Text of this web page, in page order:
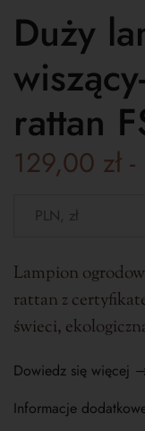
Duży
rattan
129,00 zł -
Lampion
rattan z
świeci,
Dowiedz się więcej
Informacje